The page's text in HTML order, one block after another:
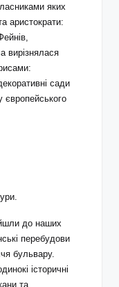
яких
аристократи:
вирізнялася
сади
до наших
перебудови
бульвару.
історичні
та